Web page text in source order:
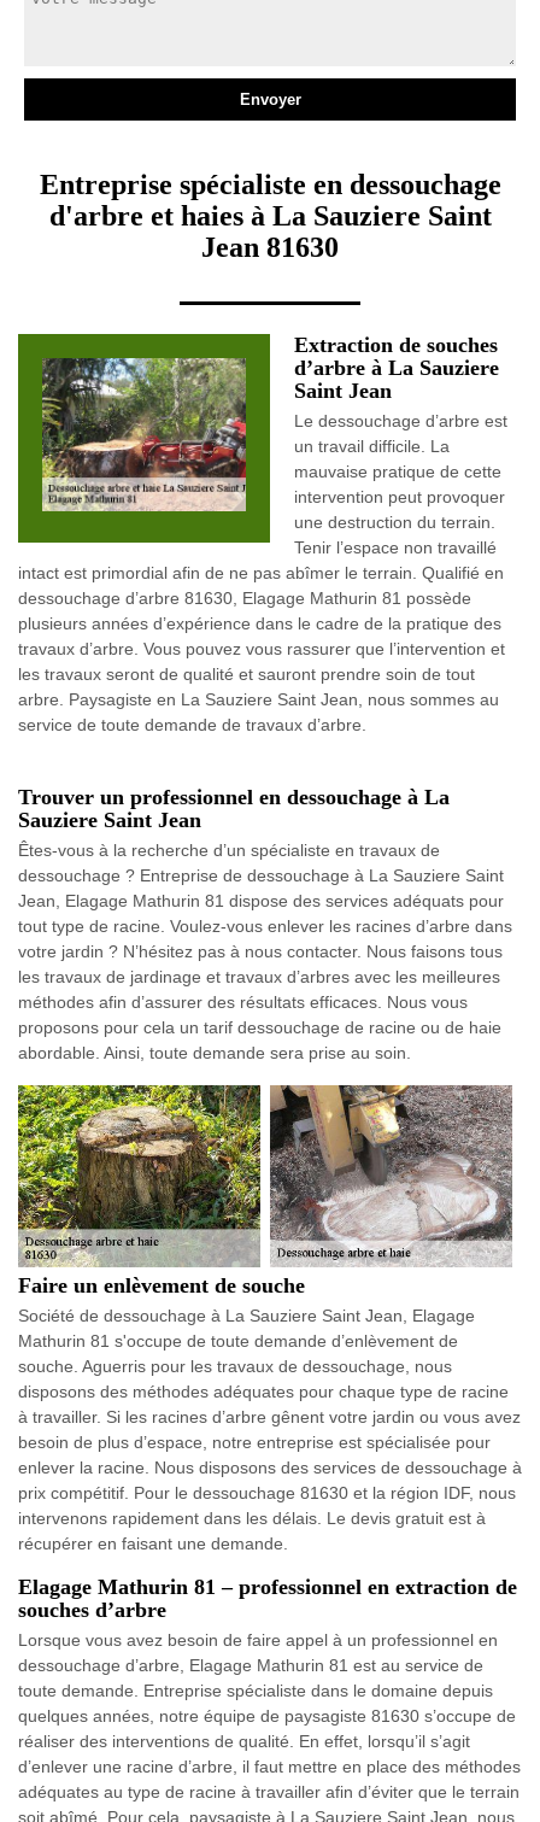
Entreprise spécialiste en dessouchage
d'arbre et haies à La Sauziere Saint
Jean 81630
Extraction de souches
d’arbre à La Sauziere
Saint Jean
Le dessouchage d’arbre est
un travail difficile. La
mauvaise pratique de cette
intervention peut provoquer
une destruction du terrain.
Tenir l’espace non travaillé
intact est primordial afin de ne pas abîmer le terrain. Qualifié en
dessouchage d’arbre 81630, Elagage Mathurin 81 possède
plusieurs années d’expérience dans le cadre de la pratique des
travaux d’arbre. Vous pouvez vous rassurer que l’intervention et
les travaux seront de qualité et sauront prendre soin de tout
arbre. Paysagiste en La Sauziere Saint Jean, nous sommes au
service de toute demande de travaux d’arbre.
Trouver un professionnel en dessouchage à La
Sauziere Saint Jean
Êtes-vous à la recherche d’un spécialiste en travaux de
dessouchage ? Entreprise de dessouchage à La Sauziere Saint
Jean, Elagage Mathurin 81 dispose des services adéquats pour
tout type de racine. Voulez-vous enlever les racines d’arbre dans
votre jardin ? N’hésitez pas à nous contacter. Nous faisons tous
les travaux de jardinage et travaux d’arbres avec les meilleures
méthodes afin d’assurer des résultats efficaces. Nous vous
proposons pour cela un tarif dessouchage de racine ou de haie
abordable. Ainsi, toute demande sera prise au soin.
Faire un enlèvement de souche
Société de dessouchage à La Sauziere Saint Jean, Elagage
Mathurin 81 s'occupe de toute demande d’enlèvement de
souche. Aguerris pour les travaux de dessouchage, nous
disposons des méthodes adéquates pour chaque type de racine
à travailler. Si les racines d’arbre gênent votre jardin ou vous avez
besoin de plus d’espace, notre entreprise est spécialisée pour
enlever la racine. Nous disposons des services de dessouchage à
prix compétitif. Pour le dessouchage 81630 et la région IDF, nous
intervenons rapidement dans les délais. Le devis gratuit est à
récupérer en faisant une demande.
Elagage Mathurin 81 – professionnel en extraction de
souches d’arbre
Lorsque vous avez besoin de faire appel à un professionnel en
dessouchage d’arbre, Elagage Mathurin 81 est au service de
toute demande. Entreprise spécialiste dans le domaine depuis
quelques années, notre équipe de paysagiste 81630 s’occupe de
réaliser des interventions de qualité. En effet, lorsqu’il s’agit
d’enlever une racine d’arbre, il faut mettre en place des méthodes
adéquates au type de racine à travailler afin d’éviter que le terrain
soit abîmé. Pour cela, paysagiste à La Sauziere Saint Jean, nous